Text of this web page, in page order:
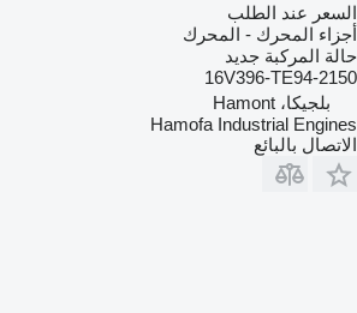
السعر عند الطلب
أجزاء المحرك - المحرك
حالة المركبة جديد
16V396-TE94-2150
بلجيكا، Hamont
Hamofa Industrial Engines
الاتصال بالبائع